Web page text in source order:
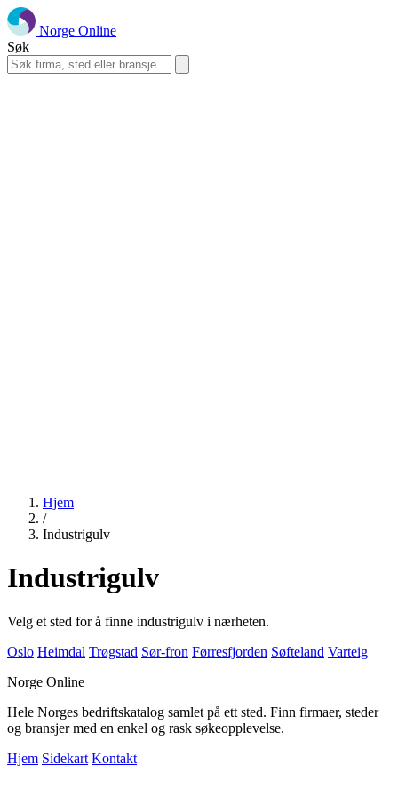
Norge Online
Søk
Hjem
/
Industrigulv
Industrigulv
Velg et sted for å finne industrigulv i nærheten.
Oslo Heimdal Trøgstad Sør-fron Førresfjorden Søfteland Varteig
Norge Online
Hele Norges bedriftskatalog samlet på ett sted. Finn firmaer, steder
og bransjer med en enkel og rask søkeopplevelse.
Hjem Sidekart Kontakt